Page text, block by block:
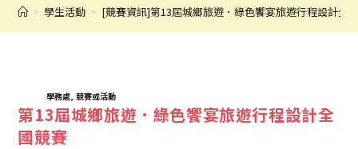
> 學生活動 > [競賽資訊]第13屆城鄉旅遊．綠色饗宴旅遊行程設計全
TAGS:學務處, 競賽或活動
第13屆城鄉旅遊．綠色饗宴旅遊行程設計全
國競賽